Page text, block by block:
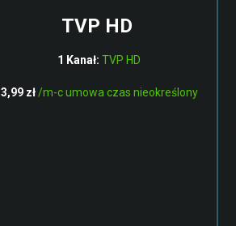
TVP HD
1 Kanał: TVP HD
3,99 zł/m-c umowa czas nieokreślony